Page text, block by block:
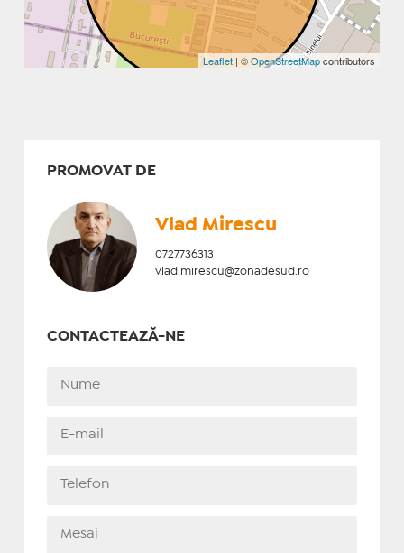
Leaflet | ©OpenStreetMapcontributors
PROMOVAT DE
Vlad Mirescu
0727736313
vlad.mirescu@zonadesud.ro
CONTACTEAZĂ-NE